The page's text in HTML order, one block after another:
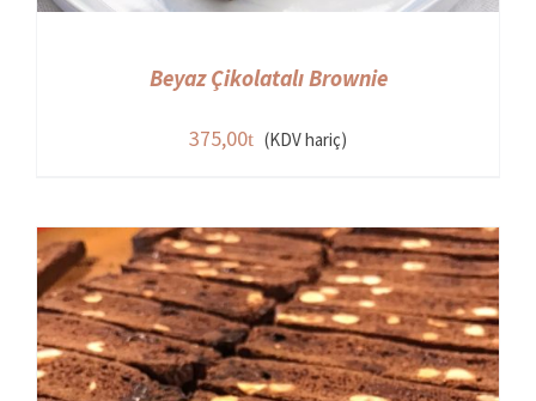
Beyaz Çikolatalı Brownie
375,00 (KDV hariç)